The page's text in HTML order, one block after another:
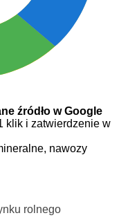
źródło w Google
klik i zatwierdzenie w
nawozy
rolnego